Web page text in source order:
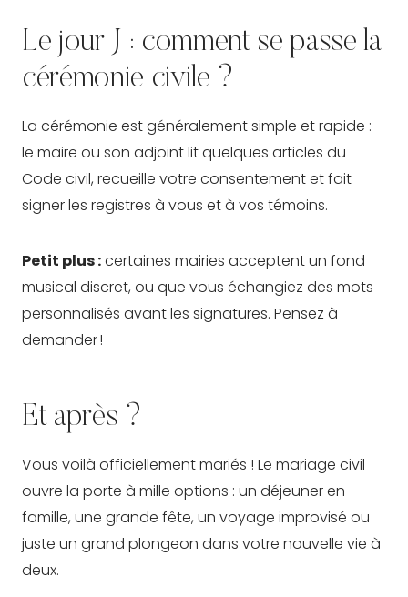
Le jour J : comment se passe la
cérémonie civile ?
La cérémonie est généralement simple et rapide :
le maire ou son adjoint lit quelques articles du
Code civil, recueille votre consentement et fait
signer les registres à vous et à vos témoins.
Petit plus :certaines mairies acceptent un fond
musical discret, ou que vous échangiez des mots
personnalisés avant les signatures. Pensez à
demander !
Et après ?
Vous voilà officiellement mariés ! Le mariage civil
ouvre la porte à mille options : un déjeuner en
famille, une grande fête, un voyage improvisé ou
juste un grand plongeon dans votre nouvelle vie à
deux.